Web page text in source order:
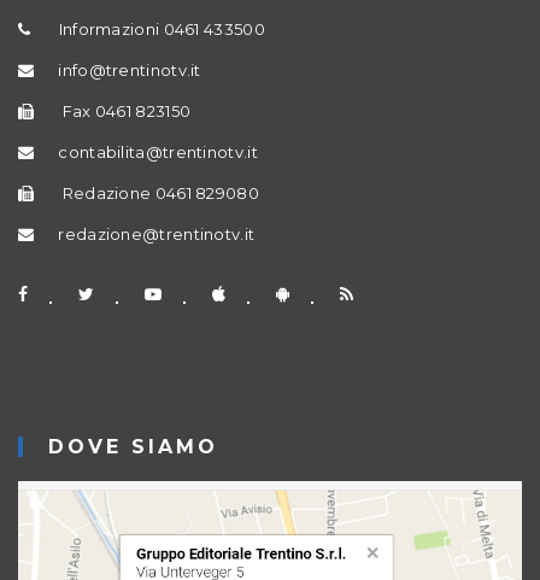
Informazioni 0461 433500
info@trentinotv.it
Fax 0461 823150
contabilita@trentinotv.it
Redazione 0461 829080
redazione@trentinotv.it
DOVE SIAMO